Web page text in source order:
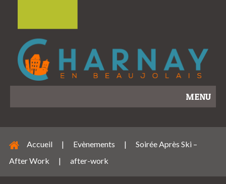
MENU
Accueil | Evènements |
Soirée Après Ski –
After Work
| after-work